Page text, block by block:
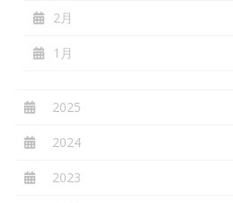
2月
1月
2025
2024
2023